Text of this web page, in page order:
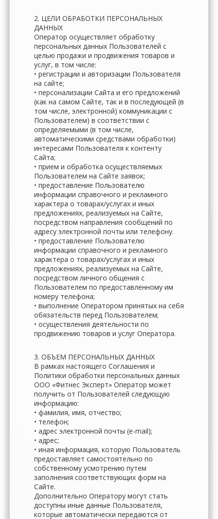
2. ЦЕЛИ ОБРАБОТКИ ПЕРСОНАЛЬНЫХ
ДАННЫХ
Оператор осуществляет обработку
персональных данных Пользователей с
целью продажи и продвижения товаров и
услуг, в том числе:
• регистрации и авторизации Пользователя
на сайте;
• персонализации Сайта и его предложений
(как на самом Сайте, так и в последующей (в
том числе, электронной) коммуникации с
Пользователем) в соответствии с
определяемыми (в том числе,
автоматическими средствами обработки)
интересами Пользователя к контенту
Сайта;
• прием и обработка осуществляемых
Пользователем на Сайте заявок;
• предоставление Пользователю
информации справочного и рекламного
характера о товарах/услугах и иных
предложениях, реализуемых на Сайте,
посредством направления сообщений по
адресу электронной почты или телефону.
• предоставление Пользователю
информации справочного и рекламного
характера о товарах/услугах и иных
предложениях, реализуемых на Сайте,
посредством личного общения с
Пользователем по предоставленному им
номеру телефона;
• выполнение Оператором принятых на себя
обязательств перед Пользователем;
• осуществления деятельности по
продвижению товаров и услуг Оператора.
3. ОБЪЕМ ПЕРСОНАЛЬНЫХ ДАННЫХ
В рамках настоящего Соглашения и
Политики обработки персональных данных
ООО «Фитнес Эксперт» Оператор может
получить от Пользователей следующую
информацию:
• фамилия, имя, отчество;
• телефон;
• адрес электронной почты (e-mail);
• адрес;
• иная информация, которую Пользователь
предоставляет самостоятельно по
собственному усмотрению путем
заполнения соответствующих форм на
Сайте.
Дополнительно Оператору могут стать
доступны иные данные Пользователя,
которые автоматически передаются от